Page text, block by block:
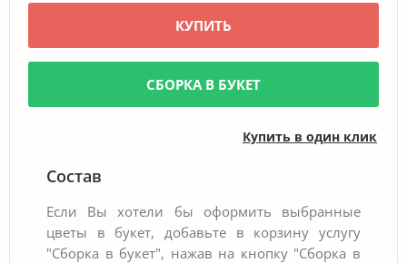
КУПИТЬ
СБОРКА В БУКЕТ
Купить в один клик
Состав
Если Вы хотели бы оформить выбранные
цветы в букет, добавьте в корзину услугу
"Сборка в букет", нажав на кнопку "Сборка в